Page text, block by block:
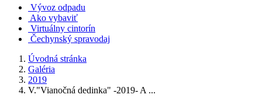
Vývoz odpadu
Ako vybaviť
Virtuálny cintorín
Čechynský spravodaj
Úvodná stránka
Galéria
2019
V."Vianočná dedinka" -2019- A ...